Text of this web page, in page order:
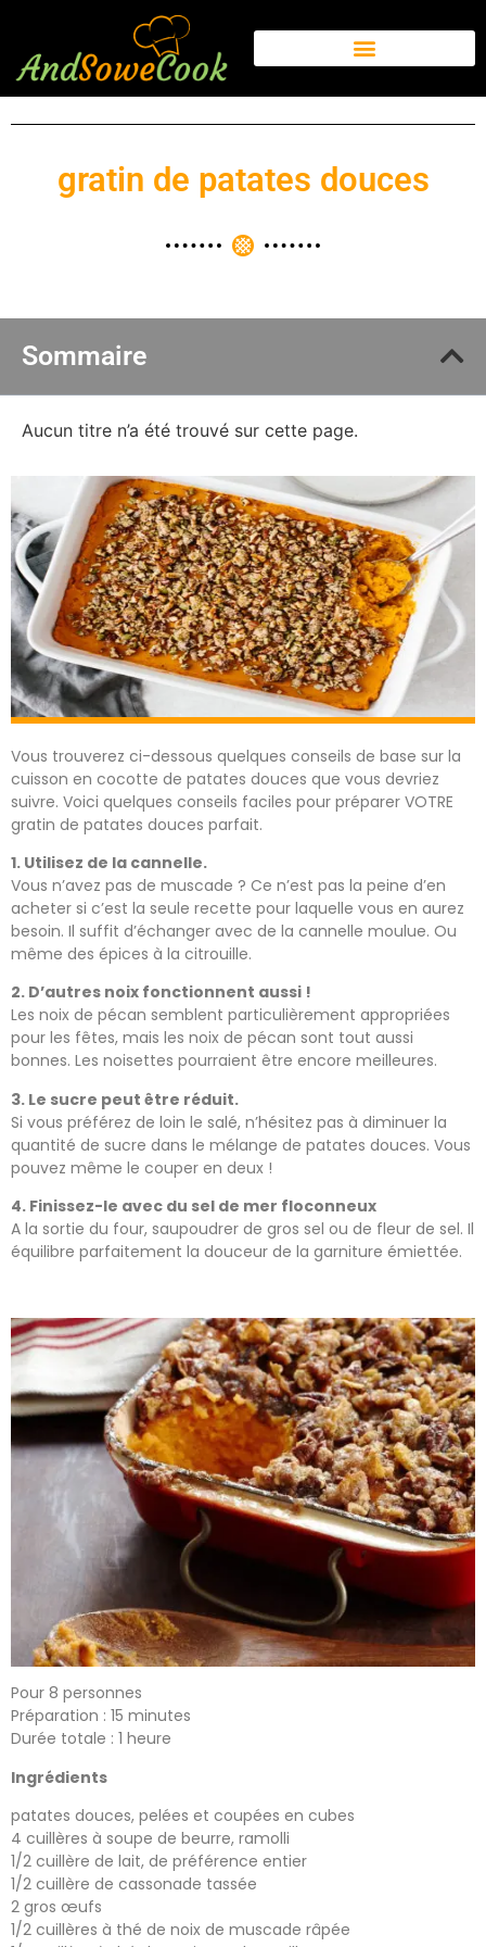
gratin de patates douces
Sommaire
Aucun titre n’a été trouvé sur cette page.
Vous trouverez ci-dessous quelques conseils de base sur la
cuisson en cocotte de patates douces que vous devriez
suivre. Voici quelques conseils faciles pour préparer VOTRE
gratin de patates douces parfait.
1. Utilisez de la cannelle.
Vous n’avez pas de muscade ? Ce n’est pas la peine d’en
acheter si c’est la seule recette pour laquelle vous en aurez
besoin. Il suffit d’échanger avec de la cannelle moulue. Ou
même des épices à la citrouille.
2. D’autres noix fonctionnent aussi !
Les noix de pécan semblent particulièrement appropriées
pour les fêtes, mais les noix de pécan sont tout aussi
bonnes. Les noisettes pourraient être encore meilleures.
3. Le sucre peut être réduit.
Si vous préférez de loin le salé, n’hésitez pas à diminuer la
quantité de sucre dans le mélange de patates douces. Vous
pouvez même le couper en deux !
4. Finissez-le avec du sel de mer floconneux
A la sortie du four, saupoudrer de gros sel ou de fleur de sel. Il
équilibre parfaitement la douceur de la garniture émiettée.
Pour 8 personnes
Préparation : 15 minutes
Durée totale : 1 heure
Ingrédients
patates douces, pelées et coupées en cubes
4 cuillères à soupe de beurre, ramolli
1/2 cuillère de lait, de préférence entier
1/2 cuillère de cassonade tassée
2 gros œufs
1/2 cuillères à thé de noix de muscade râpée